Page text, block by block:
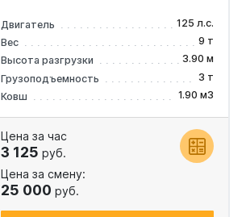
Двигатель
125 л.с.
Вес
9 т
Высота разгрузки
3.90 м
Грузоподъемность
3 т
Ковш
1.90 м3
Цена за час
3 125 руб.
Цена за смену:
25 000 руб.